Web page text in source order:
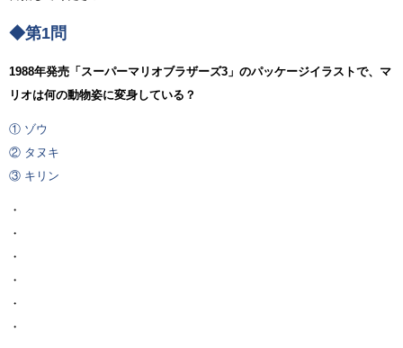
◆第1問
1988年発売「スーパーマリオブラザーズ3」のパッケージイラストで、マ
リオは何の動物姿に変身している？
① ゾウ
② タヌキ
③ キリン
・
・
・
・
・
・